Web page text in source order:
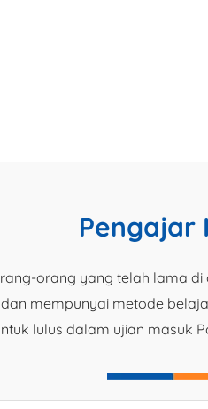
Pengajar
orang yang telah lama
mempunyai metode
lulus dalam ujian masuk